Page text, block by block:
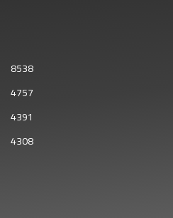
8538
4757
4391
4308